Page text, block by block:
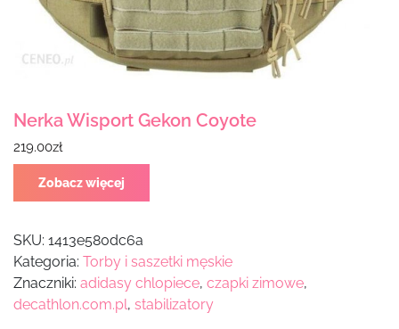
Nerka Wisport Gekon Coyote
219.00zł
Zobacz więcej
SKU: 1413e580dc6a
Kategoria: Torby i saszetki męskie
Znaczniki: adidasy chlopiece, czapki zimowe,
decathlon.com.pl, stabilizatory